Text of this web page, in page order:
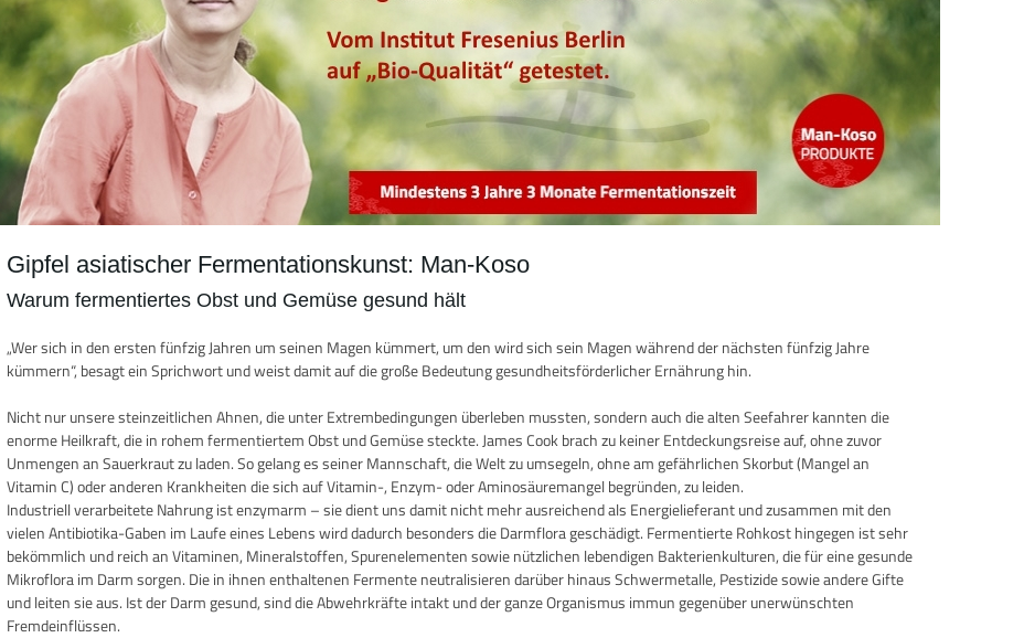
Gipfel asiatischer Fermentationskunst: Man-Koso
Warum fermentiertes Obst und Gemüse gesund hält
„Wer sich in den ersten fünfzig Jahren um seinen Magen kümmert, um den wird sich sein Magen während der nächsten fünfzig Jahre
kümmern“, besagt ein Sprichwort und weist damit auf die große Bedeutung gesundheitsförderlicher Ernährung hin.
Nicht nur unsere steinzeitlichen Ahnen, die unter Extrembedingungen überleben mussten, sondern auch die alten Seefahrer kannten die
enorme Heilkraft, die in rohem fermentiertem Obst und Gemüse steckte. James Cook brach zu keiner Entdeckungsreise auf, ohne zuvor
Unmengen an Sauerkraut zu laden. So gelang es seiner Mannschaft, die Welt zu umsegeln, ohne am gefährlichen Skorbut (Mangel an
Vitamin C) oder anderen Krankheiten die sich auf Vitamin-, Enzym- oder Aminosäuremangel begründen, zu leiden.
Industriell verarbeitete Nahrung ist enzymarm – sie dient uns damit nicht mehr ausreichend als Energielieferant und zusammen mit den
vielen Antibiotika-Gaben im Laufe eines Lebens wird dadurch besonders die Darmflora geschädigt. Fermentierte Rohkost hingegen ist sehr
bekömmlich und reich an Vitaminen, Mineralstoffen, Spurenelementen sowie nützlichen lebendigen Bakterienkulturen, die für eine gesunde
Mikroflora im Darm sorgen. Die in ihnen enthaltenen Fermente neutralisieren darüber hinaus Schwermetalle, Pestizide sowie andere Gifte
und leiten sie aus. Ist der Darm gesund, sind die Abwehrkräfte intakt und der ganze Organismus immun gegenüber unerwünschten
Fremdeinflüssen.